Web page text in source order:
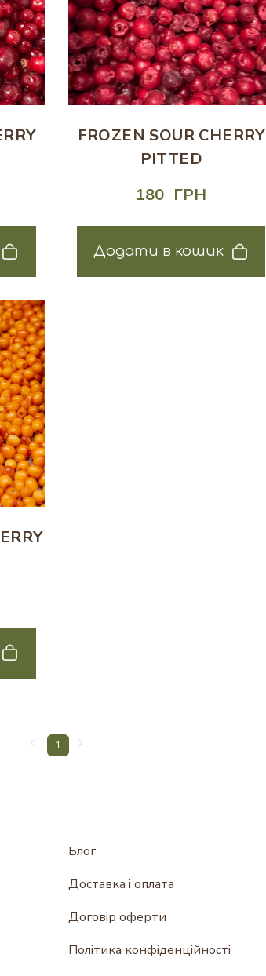
FROZEN SOUR CHERRY
PITTED
180  ГРН
Додати в кошик
1
Блог
Доставка і оплата
Договір оферти
Політика конфіденційності